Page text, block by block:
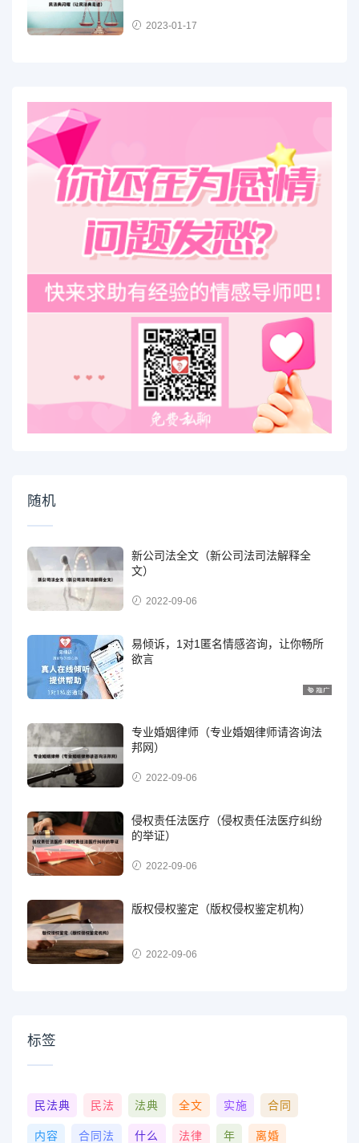
2023-01-17
随机
新公司法全文（新公司法司法解释全
文）
2022-09-06
易倾诉，1对1匿名情感咨询，让你畅所
欲言
专业婚姻律师（专业婚姻律师请咨询法
邦网）
2022-09-06
侵权责任法医疗（侵权责任法医疗纠纷
的举证）
2022-09-06
版权侵权鉴定（版权侵权鉴定机构）
2022-09-06
标签
民法典 民法 法典 全文 实施 合同
内容 合同法 什么 法律 年 离婚